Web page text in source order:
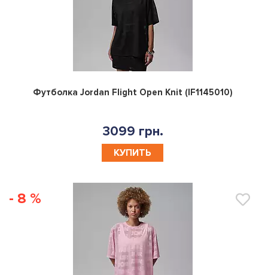
0
Футболка Jordan Flight Open Knit (IF1145010)
3099 грн.
КУПИТЬ
- 8 %